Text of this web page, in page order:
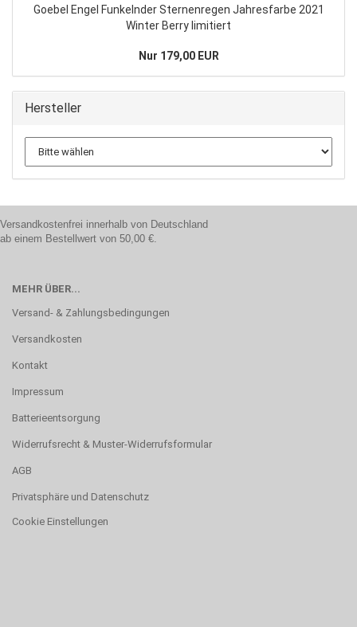
Goebel Engel Funkelnder Sternenregen Jahresfarbe 2021
Winter Berry limitiert
Nur 179,00 EUR
Hersteller
Versandkostenfrei innerhalb von Deutschland
ab einem Bestellwert von 50,00 €.
MEHR ÜBER...
Versand- & Zahlungsbedingungen
Versandkosten
Kontakt
Impressum
Batterieentsorgung
Widerrufsrecht & Muster-Widerrufsformular
AGB
Privatsphäre und Datenschutz
Cookie Einstellungen